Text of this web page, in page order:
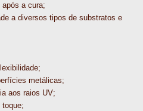
após a cura;
a diversos tipos de substratos e
metálicas;
aos raios UV;
toque;